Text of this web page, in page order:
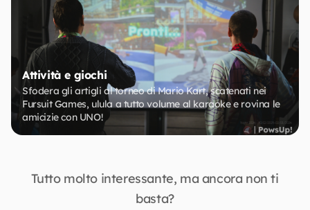
Attività e giochi
Sfodera gli artigli al torneo di Mario Kart, scatenati nei
Fursuit Games, ulula a tutto volume al karaoke e rovina le
amicizie con UNO!
Tutto molto interessante, ma ancora non ti
basta?